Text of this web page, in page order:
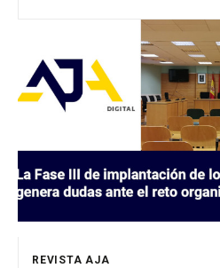
REVISTA AJA